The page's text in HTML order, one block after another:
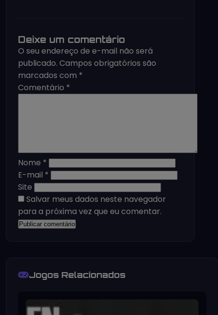
Deixe um comentário
O seu endereço de e-mail não será
publicado. Campos obrigatórios são
marcados com *
Comentário *
Nome *
E-mail *
Site
Salvar meus dados neste navegador
para a próxima vez que eu comentar.
Jogos Relacionados